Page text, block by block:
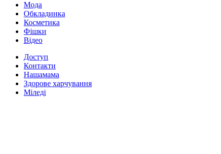
Мода
Обкладинка
Косметика
Фішки
Відео
Доступ
Контакти
Нашамама
Здорове харчування
Міледі